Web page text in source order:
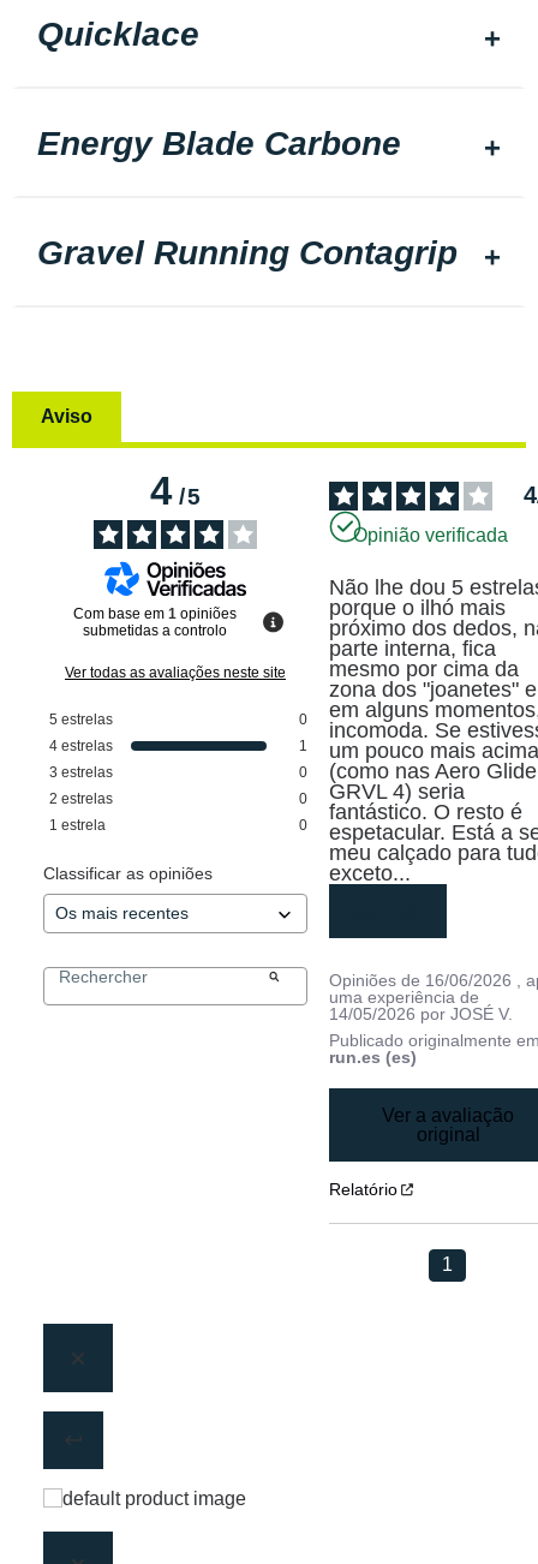
Quicklace
Energy Blade Carbone
Gravel Running Contagrip
Aviso
4/5
Com base em 1 opiniões
submetidas a controlo
Ver todas as avaliações neste site
5 estrelas
0
4 estrelas
1
3 estrelas
0
2 estrelas
0
1 estrela 0
Classificar as opiniões
4
Opinião verificada
Não lhe dou 5
porque o ilhó mais
próximo dos dedos,
parte interna, fica
mesmo por cima da
zona dos "joanetes"
em alguns
incomoda. Se
um pouco mais
(como nas Aero Glide
GRVL 4) seria
fantástico. O resto é
espetacular. Está a
meu calçado para
exceto...
Opiniões de 16/06/2026
,
uma experiência de
14/05/2026 porJOSÉ V.
Publicado originalmente
run.es (es)
Ver a avaliação
original
Relatório
1